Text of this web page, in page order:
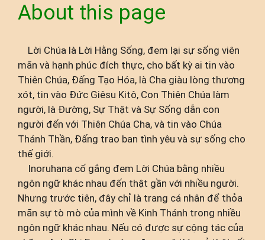
About this page
Lời Chúa là Lời Hằng Sống, đem lại sự sống viên
mãn và hạnh phúc đích thực, cho bất kỳ ai tin vào
Thiên Chúa, Đấng Tạo Hóa, là Cha giàu lòng thương
xót, tin vào Đức Giêsu Kitô, Con Thiên Chúa làm
người, là Đường, Sự Thật và Sự Sống dẫn con
người đến với Thiên Chúa Cha, và tin vào Chúa
Thánh Thần, Đấng trao ban tình yêu và sự sống cho
thế giới.
Inoruhana cố gắng đem Lời Chúa bằng nhiều
ngôn ngữ khác nhau đến thật gần với nhiều người.
Nhưng trước tiên, đây chỉ là trang cá nhân để thỏa
mãn sự tò mò của mình về Kinh Thánh trong nhiều
ngôn ngữ khác nhau. Nếu có được sự cộng tác của